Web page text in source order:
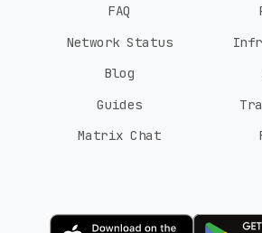
FAQ
Network Status
Blog
Guides
Matrix Chat